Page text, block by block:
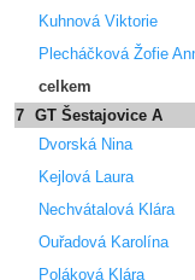
Kuhnová Viktorie
Plecháčková Žofie
celkem
7 GT Šestajovice A
Dvorská Nina
Kejlová Laura
Nechvátalová Klára
Ouřadová Karolína
Poláková Klára